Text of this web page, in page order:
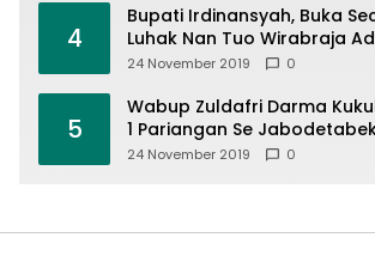
4
Bupati Irdinansyah, Buka
Luhak Nan Tuo Wirabraja
Offroad 2019
24 November 2019 0
5
Wabup Zuldafri Darma
1 Pariangan Se
24 November 2019 0